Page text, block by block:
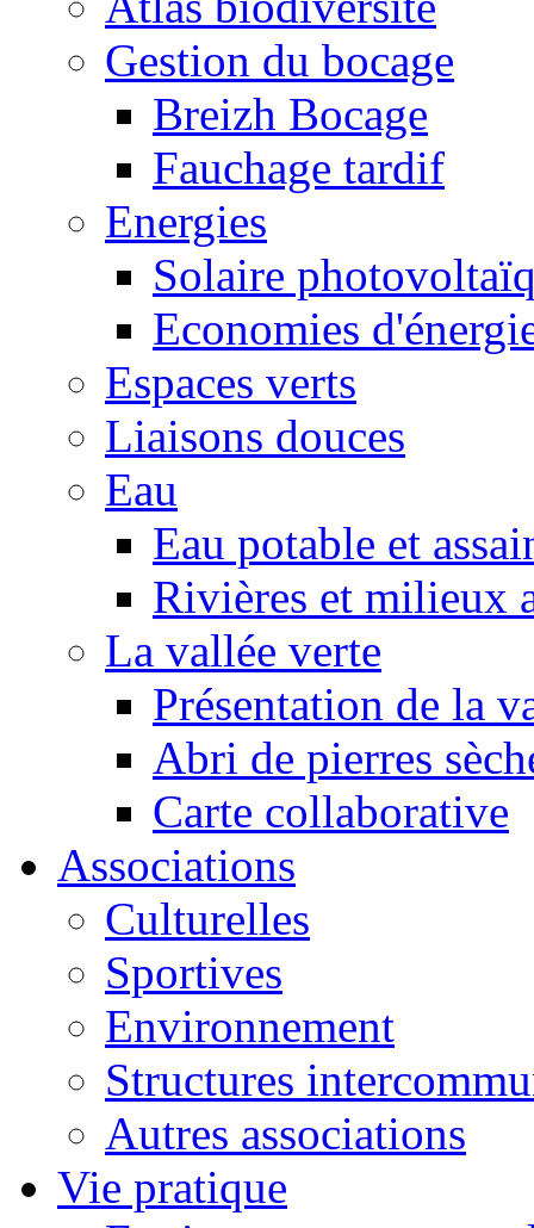
Gestion du bocage
Breizh Bocage
Fauchage tardif
Energies
Solaire
Economies
Espaces verts
Liaisons douces
Eau
Eau potable et
Rivières et milieux
La vallée verte
Présentation de la
Abri de pierres
Carte collaborative
Associations
Culturelles
Sportives
Environnement
Structures
Autres associations
Vie pratique